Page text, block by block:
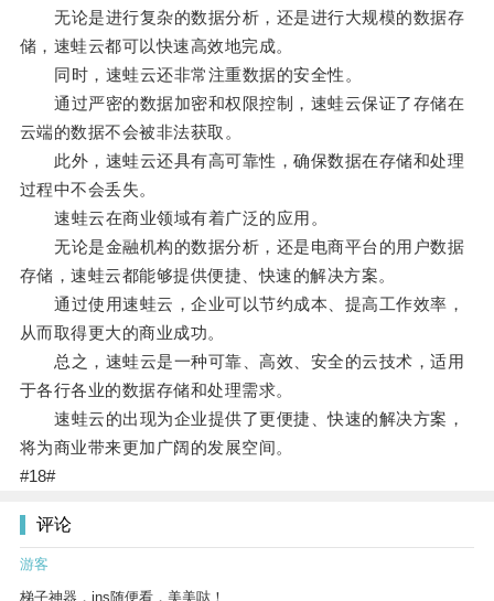
无论是进行复杂的数据分析，还是进行大规模的数据存
储，速蛙云都可以快速高效地完成。
同时，速蛙云还非常注重数据的安全性。
通过严密的数据加密和权限控制，速蛙云保证了存储在
云端的数据不会被非法获取。
此外，速蛙云还具有高可靠性，确保数据在存储和处理
过程中不会丢失。
速蛙云在商业领域有着广泛的应用。
无论是金融机构的数据分析，还是电商平台的用户数据
存储，速蛙云都能够提供便捷、快速的解决方案。
通过使用速蛙云，企业可以节约成本、提高工作效率，
从而取得更大的商业成功。
总之，速蛙云是一种可靠、高效、安全的云技术，适用
于各行各业的数据存储和处理需求。
速蛙云的出现为企业提供了更便捷、快速的解决方案，
将为商业带来更加广阔的发展空间。
#18#
评论
游客
梯子神器，ins随便看，美美哒！